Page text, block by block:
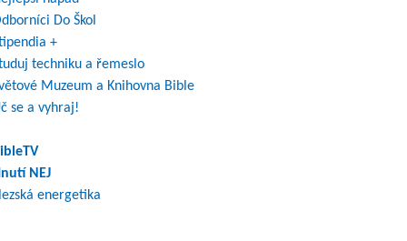
Do Škol
+
techniku a řemeslo
Muzeum a Knihovna Bible
se a vyhraj!
NEJ
energetika